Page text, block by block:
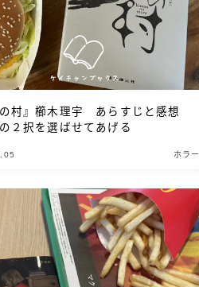
の村』櫛木理宇 あらすじと感想
の２択を選ばせてあげる
ホラー